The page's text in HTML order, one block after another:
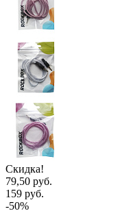
Скидка!
79,50 руб.
159 руб.
-50%